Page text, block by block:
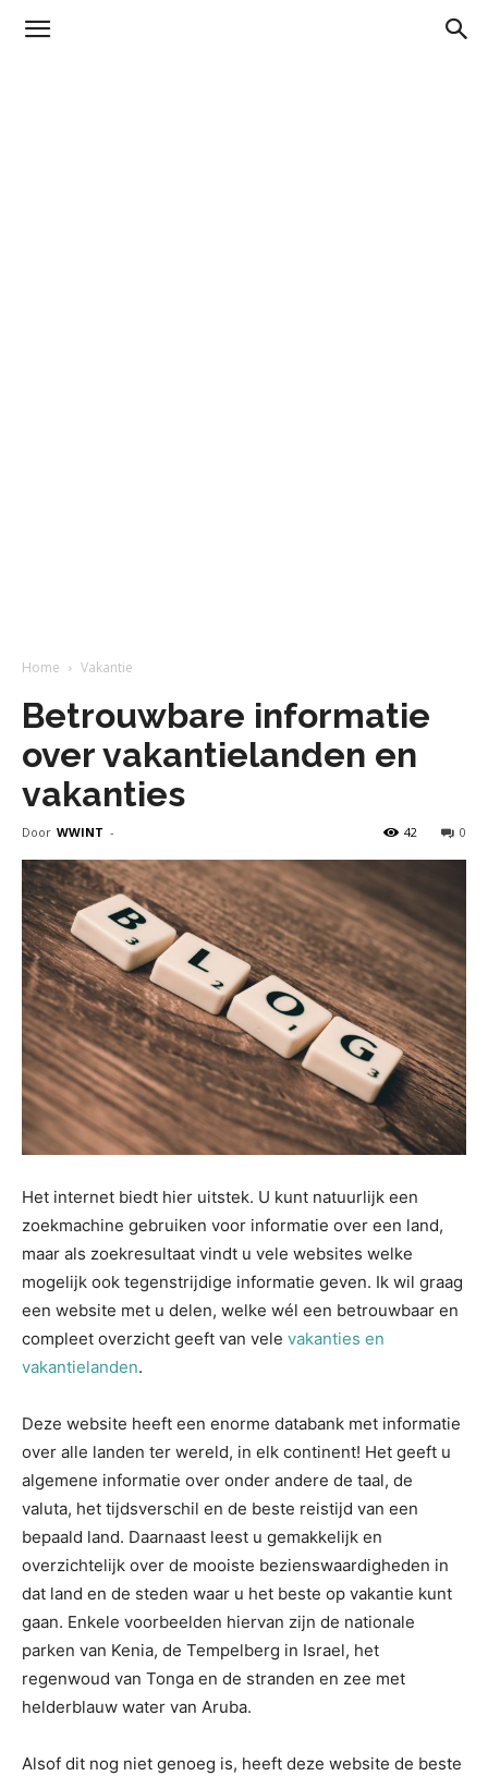
Home Vakantie
Betrouwbare informatie
over vakantielanden en
vakanties
Door WWINT - 0
42
Het internet biedt hier uitstek. U kunt natuurlijk een
zoekmachine gebruiken voor informatie over een land,
maar als zoekresultaat vindt u vele websites welke
mogelijk ook tegenstrijdige informatie geven. Ik wil graag
een website met u delen, welke wél een betrouwbaar en
compleet overzicht geeft van vele vakanties en
vakantielanden.
Deze website heeft een enorme databank met informatie
over alle landen ter wereld, in elk continent! Het geeft u
algemene informatie over onder andere de taal, de
valuta, het tijdsverschil en de beste reistijd van een
bepaald land. Daarnaast leest u gemakkelijk en
overzichtelijk over de mooiste bezienswaardigheden in
dat land en de steden waar u het beste op vakantie kunt
gaan. Enkele voorbeelden hiervan zijn de nationale
parken van Kenia, de Tempelberg in Israel, het
regenwoud van Tonga en de stranden en zee met
helderblauw water van Aruba.
Alsof dit nog niet genoeg is, heeft deze website de beste